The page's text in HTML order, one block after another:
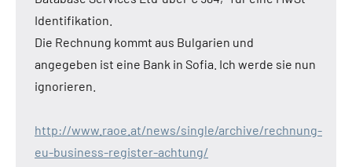
Identifikation.
Die Rechnung kommt aus Bulgarien und
angegeben ist eine Bank in Sofia. Ich werde sie nun
ignorieren.
http://www.raoe.at/news/single/archive/rechnung-
eu-business-register-achtung/